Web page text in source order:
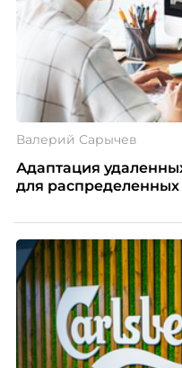
Валерий Сарычев
Адаптация
для